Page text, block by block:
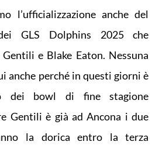
l’ufficializzazione anche del
GLS Dolphins 2025 che
e Blake Eaton. Nessuna
anche perché in questi giorni è
dei bowl di fine stagione
Gentili è già ad Ancona i due
la dorica entro la terza